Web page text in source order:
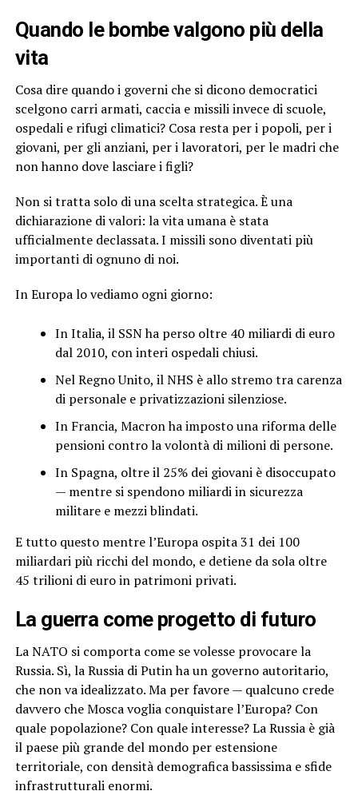
Quando le bombe valgono più della
vita
Cosa dire quando i governi che si dicono democratici
scelgono carri armati, caccia e missili invece di scuole,
ospedali e rifugi climatici? Cosa resta per i popoli, per i
giovani, per gli anziani, per i lavoratori, per le madri che
non hanno dove lasciare i figli?
Non si tratta solo di una scelta strategica. È una
dichiarazione di valori: la vita umana è stata
ufficialmente declassata. I missili sono diventati più
importanti di ognuno di noi.
In Europa lo vediamo ogni giorno:
In Italia, il SSN ha perso oltre 40 miliardi di euro
dal 2010, con interi ospedali chiusi.
Nel Regno Unito, il NHS è allo stremo tra carenza
di personale e privatizzazioni silenziose.
In Francia, Macron ha imposto una riforma delle
pensioni contro la volontà di milioni di persone.
In Spagna, oltre il 25% dei giovani è disoccupato
— mentre si spendono miliardi in sicurezza
militare e mezzi blindati.
E tutto questo mentre l’Europa ospita 31 dei 100
miliardari più ricchi del mondo, e detiene da sola oltre
45 trilioni di euro in patrimoni privati.
La guerra come progetto di futuro
La NATO si comporta come se volesse provocare la
Russia. Sì, la Russia di Putin ha un governo autoritario,
che non va idealizzato. Ma per favore — qualcuno crede
davvero che Mosca voglia conquistare l’Europa? Con
quale popolazione? Con quale interesse? La Russia è già
il paese più grande del mondo per estensione
territoriale, con densità demografica bassissima e sfide
infrastrutturali enormi.